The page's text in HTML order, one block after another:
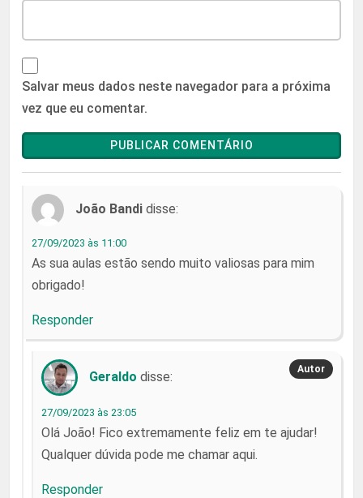
Salvar meus dados neste navegador para a próxima
vez que eu comentar.
João Bandi disse:
27/09/2023 às 11:00
As sua aulas estão sendo muito valiosas para mim
obrigado!
Responder
Geraldo disse:
27/09/2023 às 23:05
Olá João! Fico extremamente feliz em te ajudar!
Qualquer dúvida pode me chamar aqui.
Responder